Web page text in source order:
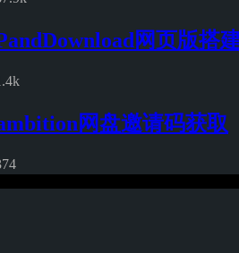
网页版搭
网盘邀请码获取